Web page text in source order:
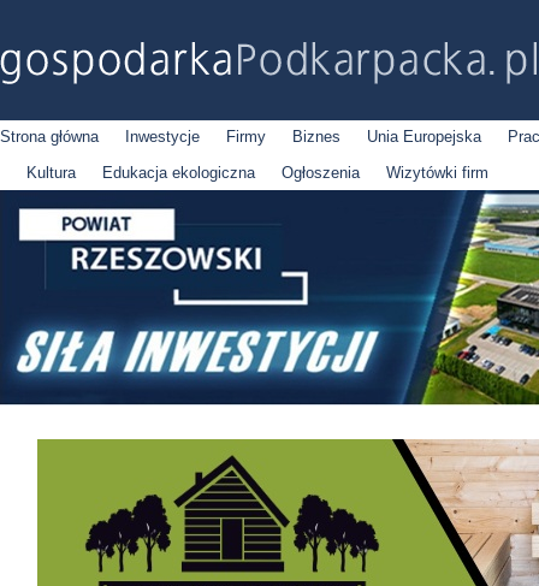
Strona główna Inwestycje Firmy Biznes Unia Europejska
Kultura
Edukacja ekologiczna Ogłoszenia Wizytówki firm